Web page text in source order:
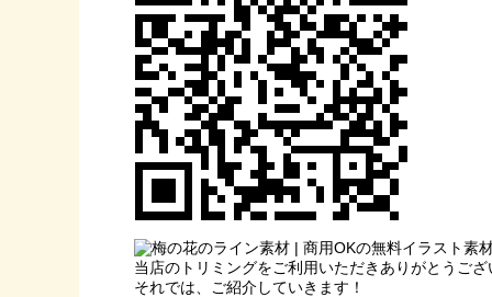
当店のトリミングをご利用いただきありがとうござ
それでは、ご紹介していきます！